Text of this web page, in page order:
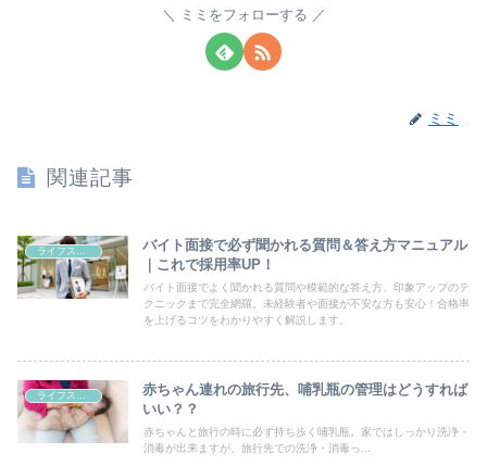
ミミをフォローする
ミミ
関連記事
バイト面接で必ず聞かれる質問＆答え方マニュアル
｜これで採用率UP！
バイト面接でよく聞かれる質問や模範的な答え方、印象アップのテ
クニックまで完全網羅。未経験者や面接が不安な方も安心！合格率
を上げるコツをわかりやすく解説します。
赤ちゃん連れの旅行先、哺乳瓶の管理はどうすれば
いい？？
赤ちゃんと旅行の時に必ず持ち歩く哺乳瓶。家ではしっかり洗浄・
消毒が出来ますが、旅行先での洗浄・消毒っ...